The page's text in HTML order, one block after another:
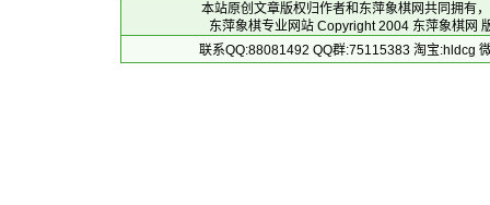
本站原创文章版权归作者和 东萍象棋网共同拥有
东萍象棋专业网站 Copyright 2004 东萍象棋网
联系QQ:88081492 QQ群:75115383 淘宝:hldcg